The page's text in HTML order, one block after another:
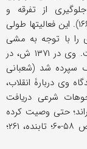
از تفرقه و
انحصارطلبی بود (شاه‌حسینی، ۱۰۰؛ هزاوه‌ای، ۱۶۳، ۱۶۶). این فعالیتها طولی
را با توجه به مشی
خود نمی‌پسندید، از فعالیتهای سیاسی کناره گرفت. وی در ۱۳۷۱ ش، در
سپرده شد (شعبانی
شاه‌حسینی، ۱۰۱؛ برای دیدگاه وی دربارۀ انقلاب،
او وجوهات شرعی دریافت
حتى وصیت کرده
بود که پس از مرگش از وی با القاب یاد نکنند (ص ۵۸-۶۰؛ تابنده، ۲۶۱؛